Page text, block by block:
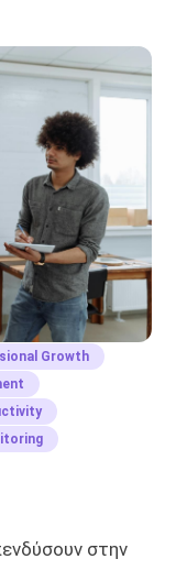
Growth
στην